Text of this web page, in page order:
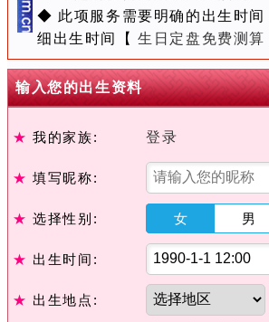
◆ 此项服务需要明确的出生时间
细出生时间【生日定盘免费测算
输入您的出生资料
★我的家族: 登录
★填写昵称:
★选择性别: 女 男
★ 出生时间:
★ 出生地点: